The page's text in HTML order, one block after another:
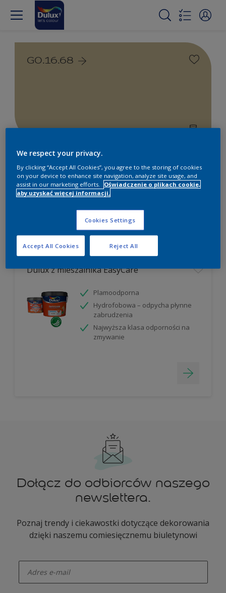
G0.16.68
Farby białe i kolorowe do
wnętrz i na zewnątrz
1Produkty znalezione
Filter
Dulux z mieszalnika EasyCare
Plamoodporna
Hydrofobowa – odpycha płynne
zabrudzenia
Najwyższa klasa odporności na
zmywanie
Dołącz do odbiorców naszego
newslettera.
Poznaj trendy i ciekawostki dotyczące dekorowania
dzięki naszemu comiesięcznemu biuletynowi
We respect your privacy.
By clicking “Accept All Cookies”, you agree to the storing of cookies
on your device to enhance site navigation, analyze site usage, and
assist in our marketing efforts.
Oświadczenie o plikach cookie,
aby uzyskać więcej informacji.
Cookies Settings
Reject All
Accept All Cookies